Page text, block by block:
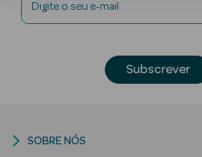
Ver Tudo
Solares
Digite o seu e-mail
Subscrever
SOBRE NÓS